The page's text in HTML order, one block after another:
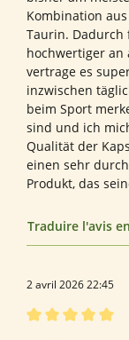
Kombination
Taurin. Dadurch
hochwertiger an
vertrage es
inzwischen
beim Sport
sind und ich
Qualität der
einen sehr
Produkt, das
Traduire l'avis
2 avril 2026 22:45